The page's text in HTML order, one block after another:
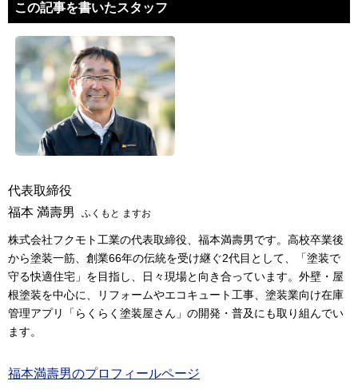
この記事を書いたスタッフ
代表取締役
福本 満壽男
ふくもと ますお
株式会社フクモト工業の代表取締役、福本満壽男です。高校卒業後
から塗装一筋、創業66年の伝統を受け継ぐ2代目として、「塗装で
守る快適住宅」を目指し、日々現場と向き合っています。外壁・屋
根塗装を中心に、リフォームやエコキュート工事、塗装業向け在庫
管理アプリ「らくらく塗装屋さん」の開発・普及にも取り組んでい
ます。
福本満壽男のプロフィールページ